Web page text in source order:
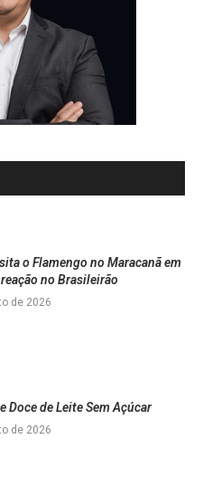
o Flamengo no Maracanã em
no Brasileirão
de 2026
Doce de Leite Sem Açúcar
de 2026